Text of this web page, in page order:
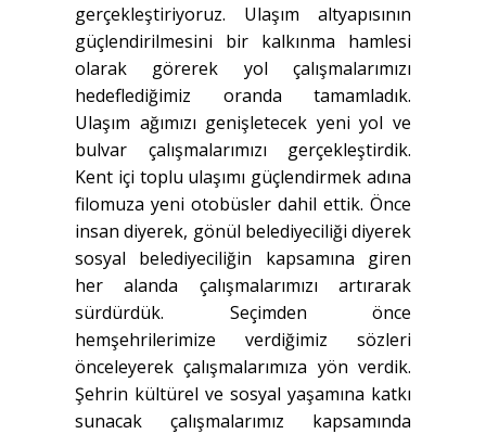
gerçekleştiriyoruz. Ulaşım altyapısının
güçlendirilmesini bir kalkınma hamlesi
olarak görerek yol çalışmalarımızı
hedeflediğimiz oranda tamamladık.
Ulaşım ağımızı genişletecek yeni yol ve
bulvar çalışmalarımızı gerçekleştirdik.
Kent içi toplu ulaşımı güçlendirmek adına
filomuza yeni otobüsler dahil ettik. Önce
insan diyerek, gönül belediyeciliği diyerek
sosyal belediyeciliğin kapsamına giren
her alanda çalışmalarımızı artırarak
sürdürdük. Seçimden önce
hemşehrilerimize verdiğimiz sözleri
önceleyerek çalışmalarımıza yön verdik.
Şehrin kültürel ve sosyal yaşamına katkı
sunacak çalışmalarımız kapsamında